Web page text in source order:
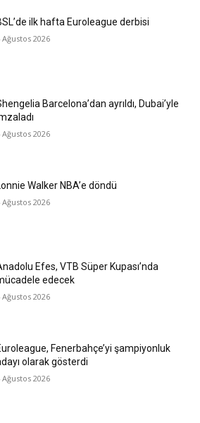
ilk hafta Euroleague derbisi
Ağustos 2026
Barcelona’dan ayrıldı, Dubai’yle
Ağustos 2026
Walker NBA’e döndü
Ağustos 2026
Efes, VTB Süper Kupası’nda
edecek
Ağustos 2026
Fenerbahçe’yi şampiyonluk
olarak gösterdi
Ağustos 2026